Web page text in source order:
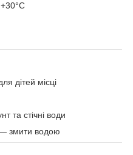
дітей місці
та стічні води
змити водою